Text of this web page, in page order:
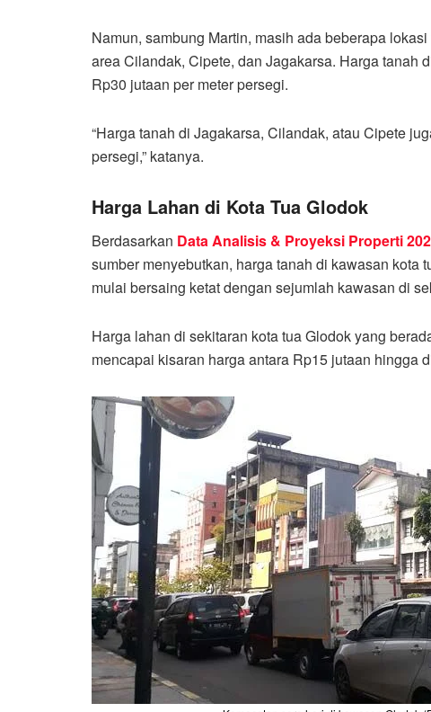
Namun, sambung Martin, masih ada beberapa
area Cilandak, Cipete, dan Jagakarsa. Harga tanah
Rp30 jutaan per meter persegi.
“Harga tanah di Jagakarsa, Cilandak, atau Cipete
persegi,” katanya.
Harga Lahan di Kota Tua Glodok
Berdasarkan Data Analisis & Proyeksi Properti
sumber menyebutkan, harga tanah di kawasan kota
mulai bersaing ketat dengan sejumlah kawasan di
Harga lahan di sekitaran kota tua Glodok yang
mencapai kisaran harga antara Rp15 jutaan hingga